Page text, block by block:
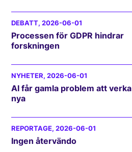
DEBATT, 2026-06-01
Processen för GDPR hindrar
forskningen
NYHETER, 2026-06-01
AI får gamla problem att verka
nya
REPORTAGE, 2026-06-01
Ingen återvändo